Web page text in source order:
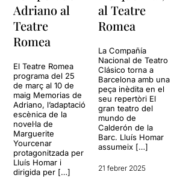
Adriano al
Teatre
Romea
El Teatre Romea
programa del 25
de març al 10 de
maig Memorias de
Adriano, l’adaptació
escènica de la
novel·la de
Marguerite
Yourcenar
protagonitzada per
Lluís Homar i
dirigida per […]
al Teatre
Romea
La Compañía
Nacional de Teatro
Clásico torna a
Barcelona amb una
peça inèdita en el
seu repertòri El
gran teatro del
mundo de
Calderón de la
Barc. Lluís Homar
assumeix […]
21 febrer 2025